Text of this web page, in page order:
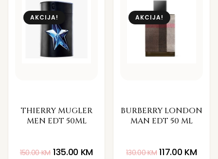
AKCIJA!
THIERRY MUGLER
MEN EDT 50ML
150.00KM 135.00 KM
AKCIJA!
BURBERRY LONDON
MAN EDT 50 ML
130.00KM 117.00 KM